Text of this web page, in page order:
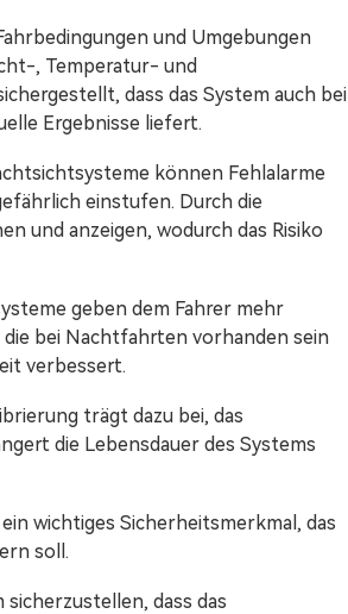
und Umgebungen
, Temperatur- und
dass das System auch bei
Ergebnisse liefert.
können Fehlalarme
einstufen. Durch die
und anzeigen, wodurch das Risiko
geben dem Fahrer mehr
die bei Nachtfahrten vorhanden sein
verbessert.
trägt dazu bei, das
die Lebensdauer des Systems
wichtiges Sicherheitsmerkmal, das
soll.
dass das